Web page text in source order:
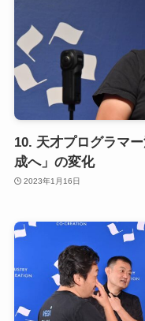
10. 天才プログラマ
成へ」の変化
2023年1月16日